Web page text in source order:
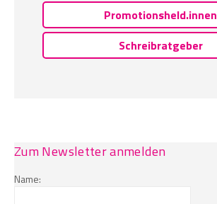
Promotionsheld.innen
Schreibratgeber
Zum Newsletter anmelden
Name: